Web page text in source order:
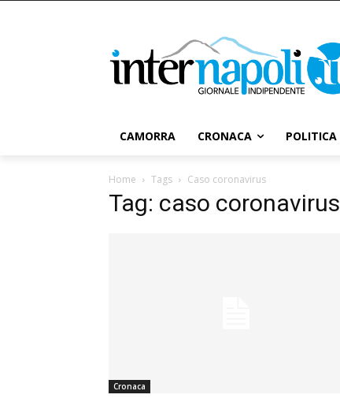
CAMORRA CRONACA POLITICA
Home Tags Caso coronavirus
Tag: caso coronavirus
Cronaca